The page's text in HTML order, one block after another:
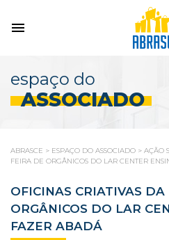
espaço do
ASSOCIADO
ABRASCE > ESPAÇO DO ASSOCIADO > AÇÃO
FEIRA DE ORGÂNICOS DO LAR CENTER
OFICINAS CRIATIVAS DA
ORGÂNICOS DO LAR
FAZER ABADÁ